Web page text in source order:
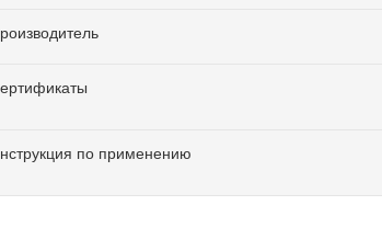
по применению